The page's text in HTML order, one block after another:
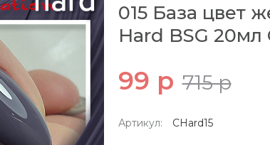
015 База цвет
Hard BSG
99 р 715 р
Артикул: CHard15